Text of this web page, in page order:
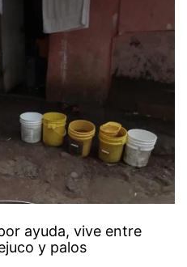
ayuda, vive entre
y palos